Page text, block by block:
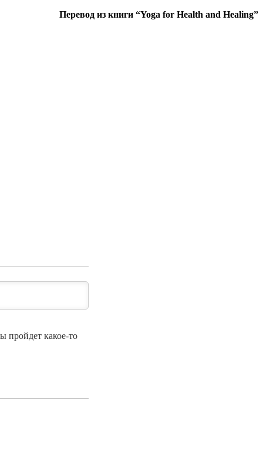
Перевод из книги “Yoga for Health and Healing”
пройдет какое-то